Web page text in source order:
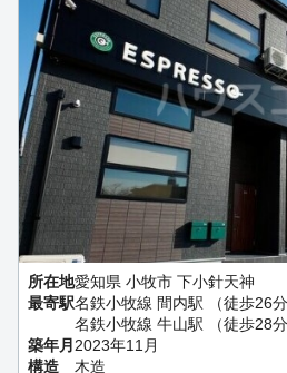
所在地愛知県 小牧市 下小針天神
最寄駅名鉄小牧線 間内駅 （徒歩26分
名鉄小牧線 牛山駅 （徒歩28分
築年月 2023年11月
構造
木造